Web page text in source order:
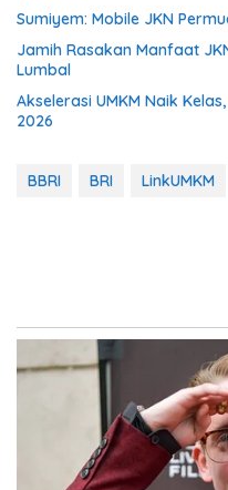
Sumiyem: Mobile JKN
Jamih Rasakan Manfaat
Lumbal
Akselerasi UMKM Naik
2026
BBRI BRI LinkUMKM